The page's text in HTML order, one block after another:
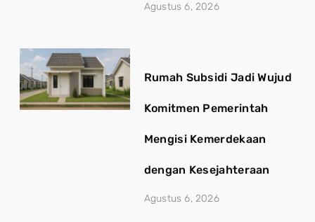
Agustus 6, 2026
Rumah Subsidi Jadi Wujud
Komitmen Pemerintah
Mengisi Kemerdekaan
dengan Kesejahteraan
Agustus 6, 2026